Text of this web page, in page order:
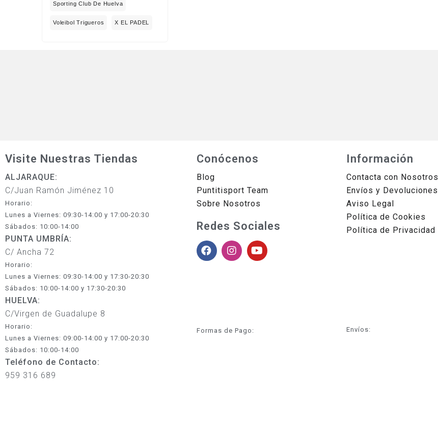
Sporting Club De Huelva
Voleibol Trigueros X EL PADEL
Visite Nuestras Tiendas
ALJARAQUE:
C/Juan Ramón Jiménez 10
Horario:
Lunes a Viernes: 09:30-14:00 y 17:00-20:30
Sábados: 10:00-14:00
PUNTA UMBRÍA:
C/ Ancha 72
Horario:
Lunes a Viernes: 09:30-14:00 y 17:30-20:30
Sábados: 10:00-14:00 y 17:30-20:30
HUELVA:
C/Virgen de Guadalupe 8
Horario:
Lunes a Viernes: 09:00-14:00 y 17:00-20:30
Sábados: 10:00-14:00
Teléfono de Contacto:
959 316 689
Conócenos
Blog
Puntitisport Team
Sobre Nosotros
Redes Sociales
Formas de Pago:
Información
Contacta con Nosotros
Envíos y Devoluciones
Aviso Legal
Política de Cookies
Política de Privacidad
Envíos: